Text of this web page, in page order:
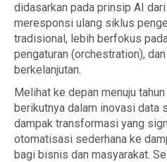
didasarkan pada prinsip AI
meresponsi ulang siklus
tradisional, lebih berfokus
pengaturan (orchestration),
berkelanjutan.
Melihat ke depan menuju
berikutnya dalam inovasi data
dampak transformasi yang
otomatisasi sederhana ke
bagi bisnis dan masyarakat.